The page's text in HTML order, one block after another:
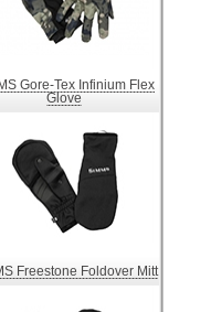
Gore-Tex Infinium Flex
Glove
Freestone Foldover Mitt